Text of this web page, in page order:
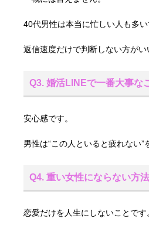
40代男性は本当に忙しい人も多い
返信速度だけで判断しない方がい
Q3. 婚活LINEで一番大事な
安心感です。
男性は“この人といると疲れない”
Q4. 重い女性にならない方
恋愛だけを人生にしないことです